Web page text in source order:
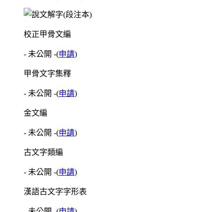
校正甲骨文編
- 未公開 -(申請)
甲骨文字集釋
- 未公開 -(申請)
金文編
- 未公開 -(申請)
古文字類編
- 未公開 -(申請)
漢語古文字字形表